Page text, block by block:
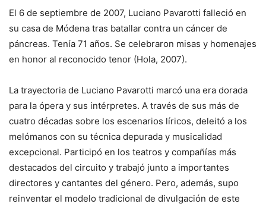
El 6 de septiembre de 2007, Luciano Pavarotti falleció en
su casa de Módena tras batallar contra un cáncer de
páncreas. Tenía 71 años. Se celebraron misas y homenajes
en honor al reconocido tenor (Hola, 2007).
La trayectoria de Luciano Pavarotti marcó una era dorada
para la ópera y sus intérpretes. A través de sus más de
cuatro décadas sobre los escenarios líricos, deleitó a los
melómanos con su técnica depurada y musicalidad
excepcional. Participó en los teatros y compañías más
destacados del circuito y trabajó junto a importantes
directores y cantantes del género. Pero, además, supo
reinventar el modelo tradicional de divulgación de este